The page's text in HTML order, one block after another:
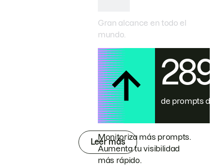
Gran alcance en todo el
mundo.
de prompts de
Monitoriza más prompts.
Aumenta tu visibilidad
más rápido.
Leer más